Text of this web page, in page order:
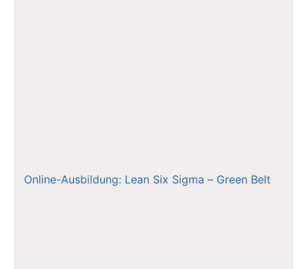
Online-Ausbildung: Lean Six Sigma – Green Belt